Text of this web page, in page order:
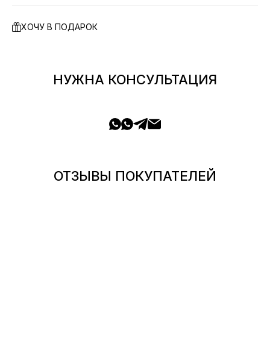
ХОЧУ В ПОДАРОК
НУЖНА КОНСУЛЬТАЦИЯ
ОТЗЫВЫ ПОКУПАТЕЛЕЙ